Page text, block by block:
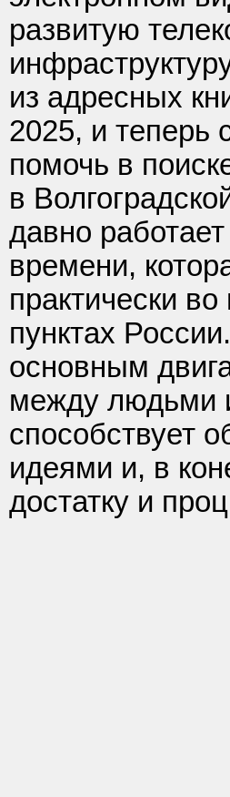
развитую
из адресных
2025, и теперь
помочь в
в
давно
времени,
практически
пунктах
основным
между людьми
способствует
идеями и, в
достатку и